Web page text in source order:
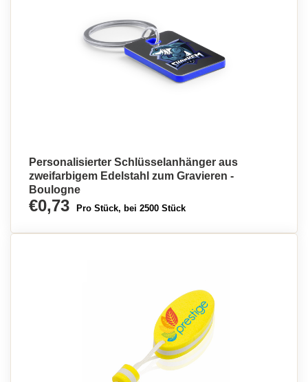
Personalisierter Schlüsselanhänger aus
zweifarbigem Edelstahl zum Gravieren -
Boulogne
€0,73 Pro Stück, bei 2500 Stück